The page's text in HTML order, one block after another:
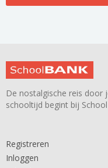
De nostalgische reis door
schooltijd begint bij
Registreren
Inloggen